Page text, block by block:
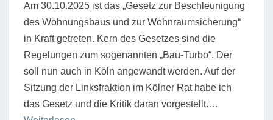
Am 30.10.2025 ist das „Gesetz zur Beschleunigung
des Wohnungsbaus und zur Wohnraumsicherung“
in Kraft getreten. Kern des Gesetzes sind die
Regelungen zum sogenannten „Bau-Turbo“. Der
soll nun auch in Köln angewandt werden. Auf der
Sitzung der Linksfraktion im Kölner Rat habe ich
das Gesetz und die Kritik daran vorgestellt.…